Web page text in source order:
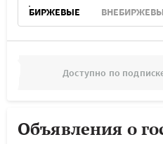
БИРЖЕВЫЕ
Доступно по
Объявления о